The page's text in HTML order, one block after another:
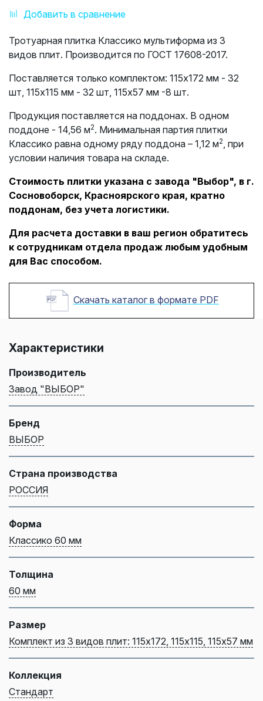
Добавить в сравнение
Тротуарная плитка Классико мультиформа из 3
видов плит. Производится по ГОСТ 17608-2017.
Поставляется только комплектом: 115х172 мм - 32
шт, 115х115 мм - 32 шт, 115х57 мм -8 шт.
Продукция поставляется на поддонах. В одном
поддоне - 14,56 м2. Минимальная партия плитки
Классико равна одному ряду поддона – 1,12 м2 , при
условии наличия товара на складе.
Стоимость плитки указана с завода "Выбор", в г.
Сосновоборск, Красноярского края, кратно
поддонам, без учета логистики.
Для расчета доставки в ваш регион обратитесь
к сотрудникам отдела продаж любым удобным
для Вас способом.
Скачать каталог в формате PDF
Характеристики
Производитель
Завод "ВЫБОР"
Бренд
ВЫБОР
Страна производства
РОССИЯ
Форма
Классико 60 мм
Толщина
60 мм
Размер
Комплект из 3 видов плит: 115х172, 115х115, 115х57 мм
Коллекция
Стандарт